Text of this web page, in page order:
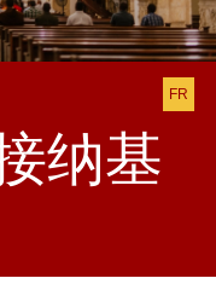
FR
纳基